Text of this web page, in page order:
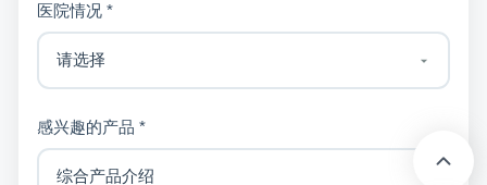
医院情况 *
感兴趣的产品 *